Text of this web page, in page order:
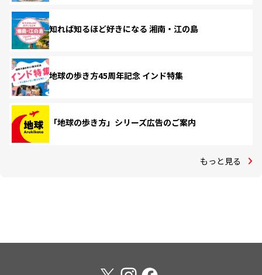
知れば知るほど好きになる 湘南・江の島
地球の歩き方45周年記念 インド特集
「地球の歩き方」シリーズ広告のご案内
もっと見る